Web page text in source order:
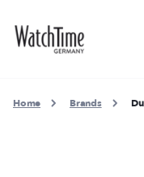
Home Brands